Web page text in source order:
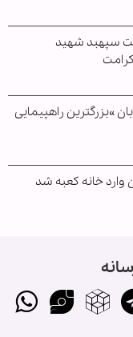
سپهبد شهید
»بزرگترین راهپیمایی
خانه کعبه شد